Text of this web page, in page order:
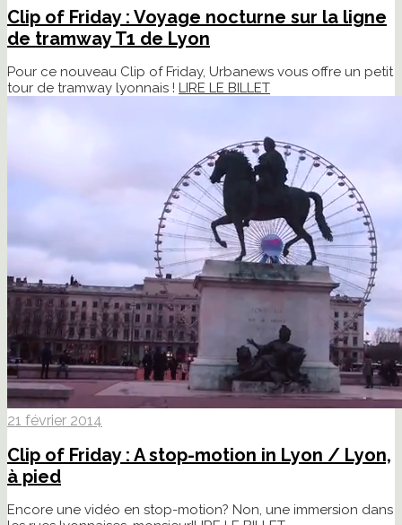
Clip of Friday : Voyage nocturne sur la ligne
de tramway T1 de Lyon
Pour ce nouveau Clip of Friday, Urbanews vous offre un petit
tour de tramway lyonnais ! LIRE LE BILLET
21 février 2014
Clip of Friday : A stop-motion in Lyon / Lyon,
à pied
Encore une vidéo en stop-motion? Non, une immersion dans